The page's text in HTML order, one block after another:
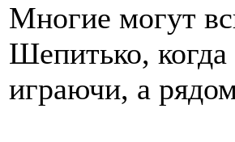
Многие могут
Шепитько,
играючи, а